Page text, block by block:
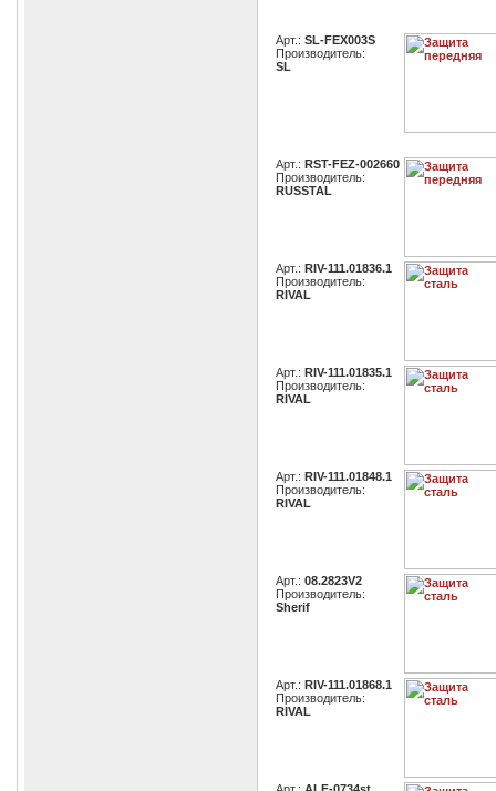
Арт.: SL-FEX003S
Производитель:
SL
Арт.: RST-FEZ-002660
Производитель:
RUSSTAL
Арт.: RIV-111.01836.1
Производитель:
RIVAL
Арт.: RIV-111.01835.1
Производитель:
RIVAL
Арт.: RIV-111.01848.1
Производитель:
RIVAL
Арт.: 08.2823V2
Производитель:
Sherif
Арт.: RIV-111.01868.1
Производитель:
RIVAL